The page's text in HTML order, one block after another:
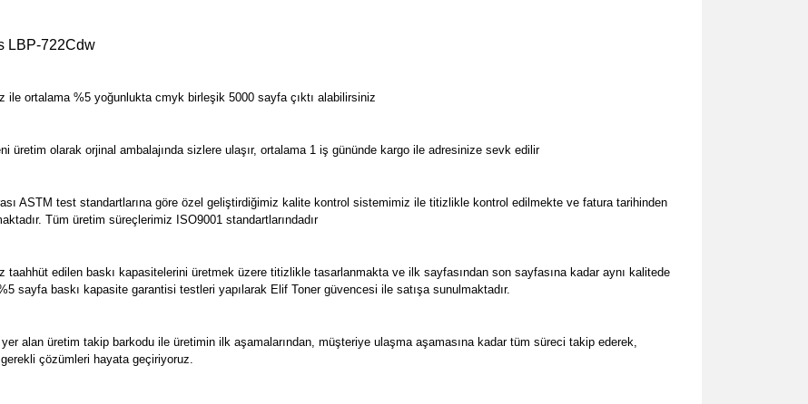
LBP-722Cdw
ile ortalama %5 yoğunlukta cmyk birleşik 5000 sayfa çıktı alabilirsiniz
üretim olarak orjinal ambalajında sizlere ulaşır, ortalama 1 iş gününde kargo ile adresinize sevk edilir
ASTM test standartlarına göre özel geliştirdiğimiz kalite kontrol sistemimiz ile titizlikle kontrol edilmekte ve fatura tarihinden
Tüm üretim süreçlerimiz ISO9001 standartlarındadır
taahhüt edilen baskı kapasitelerini üretmek üzere titizlikle tasarlanmakta ve ilk sayfasından son sayfasına kadar aynı kalitede
sayfa baskı kapasite garantisi testleri yapılarak Elif Toner güvencesi ile satışa sunulmaktadır.
alan üretim takip barkodu ile üretimin ilk aşamalarından, müşteriye ulaşma aşamasına kadar tüm süreci takip ederek,
çözümleri hayata geçiriyoruz.